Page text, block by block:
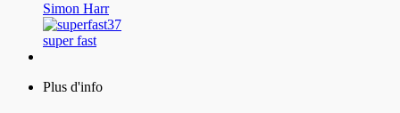
Simon Harr
super fast
Plus d'info